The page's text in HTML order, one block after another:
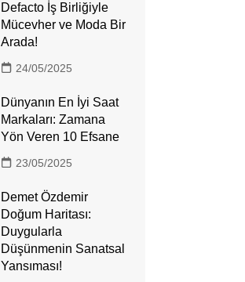
Defacto İş Birliğiyle
Mücevher ve Moda Bir
Arada!
24/05/2025
Dünyanın En İyi Saat
Markaları: Zamana
Yön Veren 10 Efsane
23/05/2025
Demet Özdemir
Doğum Haritası:
Duygularla
Düşünmenin Sanatsal
Yansıması!